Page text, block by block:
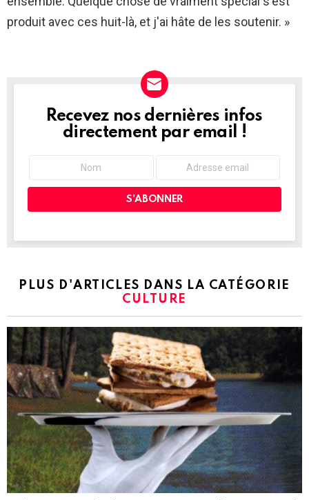
produit avec ces huit-là, et j'ai hâte de les soutenir. »
NEWSLETTER
Recevez nos dernières infos
directement par email !
PLUS D'ARTICLES DANS LA CATÉGORIE
CULTURE